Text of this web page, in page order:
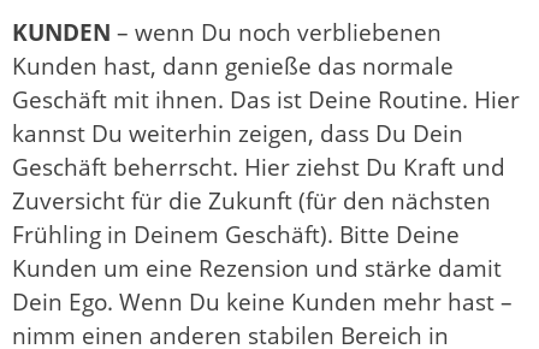
KUNDEN – wenn Du noch verbliebenen
Kunden hast, dann genieße das normale
Geschäft mit ihnen. Das ist Deine Routine. Hier
kannst Du weiterhin zeigen, dass Du Dein
Geschäft beherrscht. Hier ziehst Du Kraft und
Zuversicht für die Zukunft (für den nächsten
Frühling in Deinem Geschäft). Bitte Deine
Kunden um eine Rezension und stärke damit
Dein Ego. Wenn Du keine Kunden mehr hast –
nimm einen anderen stabilen Bereich in